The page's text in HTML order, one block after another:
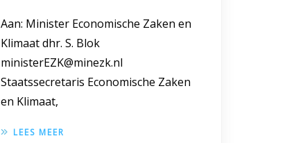
Aan: Minister Economische Zaken en
Klimaat dhr. S. Blok
ministerEZK@minezk.nl
Staatssecretaris Economische Zaken
en Klimaat,
LEES MEER